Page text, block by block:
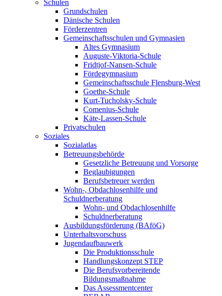
Schulen
Grundschulen
Dänische Schulen
Förderzentren
Gemeinschaftsschulen und Gymnasien
Altes Gymnasium
Auguste-Viktoria-Schule
Fridtjof-Nansen-Schule
Fördegymnasium
Gemeinschaftsschule Flensburg-West
Goethe-Schule
Kurt-Tucholsky-Schule
Comenius-Schule
Käte-Lassen-Schule
Privatschulen
Soziales
Sozialatlas
Betreuungsbehörde
Gesetzliche Betreuung und Vorsorge
Beglaubigungen
Berufsbetreuer werden
Wohn-, Obdachlosenhilfe und
Schuldnerberatung
Wohn- und Obdachlosenhilfe
Schuldnerberatung
Ausbildungsförderung (BAföG)
Unterhaltsvorschuss
Jugendaufbauwerk
Die Produktionsschule
Handlungskonzept STEP
Die Berufsvorbereitende
Bildungsmaßnahme
Das Assessmentcenter